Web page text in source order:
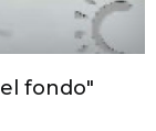
fondo"